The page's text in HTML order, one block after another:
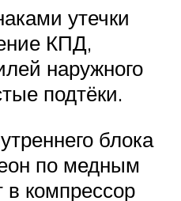
утечки
КПД,
наружного
подтёки.
блока
по медным
в компрессор